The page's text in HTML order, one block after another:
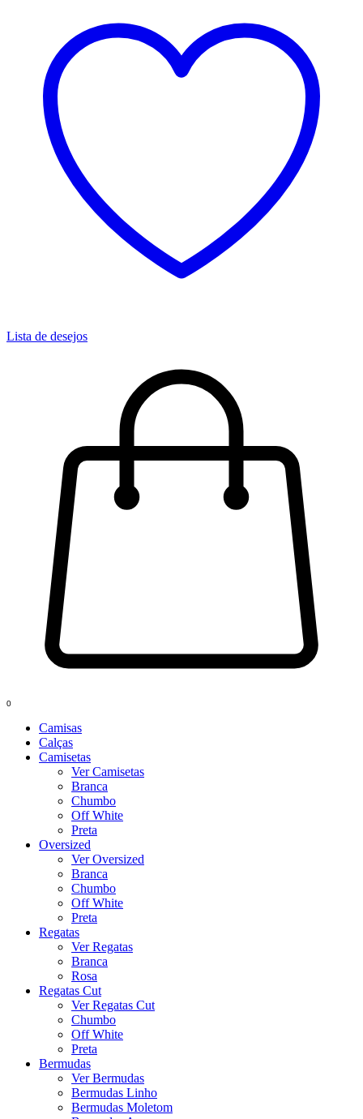
Lista de desejos
0
Camisas
Calças
Camisetas
Ver Camisetas
Branca
Chumbo
Off White
Preta
Oversized
Ver Oversized
Branca
Chumbo
Off White
Preta
Regatas
Ver Regatas
Branca
Rosa
Regatas Cut
Ver Regatas Cut
Chumbo
Off White
Preta
Bermudas
Ver Bermudas
Bermudas Linho
Bermudas Moletom